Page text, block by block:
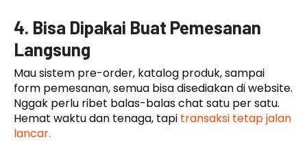
4. Bisa Dipakai Buat Pemesanan
Langsung
Mau sistem pre-order, katalog produk, sampai
form pemesanan, semua bisa disediakan di website.
Nggak perlu ribet balas-balas chat satu per satu.
Hemat waktu dan tenaga, tapi transaksi tetap jalan
lancar.